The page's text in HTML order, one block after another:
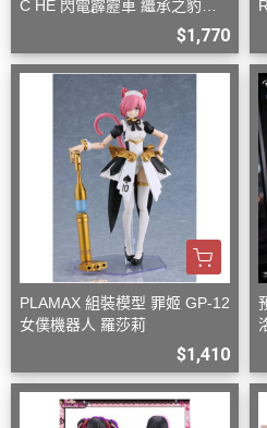
C HE 閃電霹靂車 繼承之豹魂
$1,770
PLAMAX 組裝模型 罪姬 GP-12
女僕機器人 羅莎莉
$1,410